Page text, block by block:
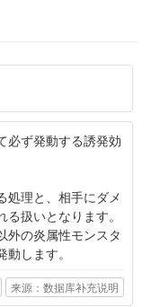
必ず発動する誘発効
処理と、相手にダメ
扱いとなります。
外の炎属性モンスタ
します。
来源：数据库补充说明